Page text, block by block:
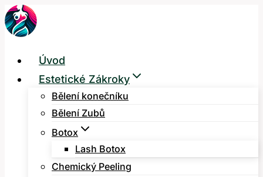
Přeskočit
na
Úvod
Estetické Zákroky
Bělení konečníku
Bělení Zubů
Botox
Lash Botox
Chemický Peeling